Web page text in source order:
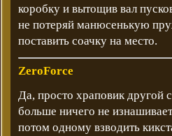
коробку и вытощив вал
не потеряй манюсенькую
поставить соачку на место.
ZeroForce
Да, просто храповик другой
больше ничего не
потом одному взводить